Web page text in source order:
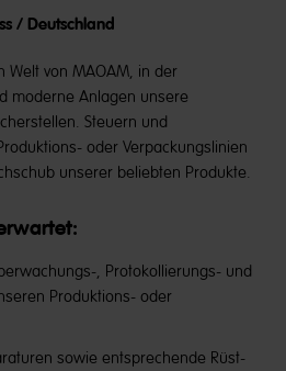
/ Deutschland
Welt von MAOAM, in der
moderne Anlagen unsere
Steuern und
oder Verpackungslinien
unserer beliebten Produkte.
, Protokollierungs- und
Produktions- oder
sowie entsprechende Rüst-